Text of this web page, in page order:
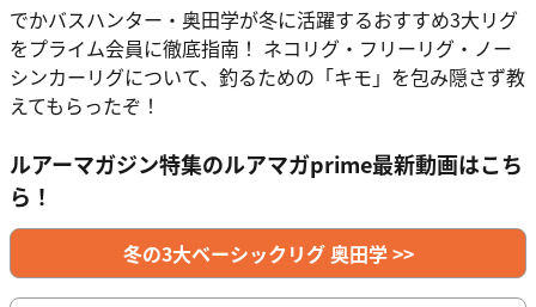
でかバスハンター・奥田学が冬に活躍するおすすめ3大リグ
をプライム会員に徹底指南！ ネコリグ・フリーリグ・ノー
シンカーリグについて、釣るための「キモ」を包み隠さず教
えてもらったぞ！
ルアーマガジン特集のルアマガprime最新動画はこち
ら！
冬の3大ベーシックリグ 奥田学 >>